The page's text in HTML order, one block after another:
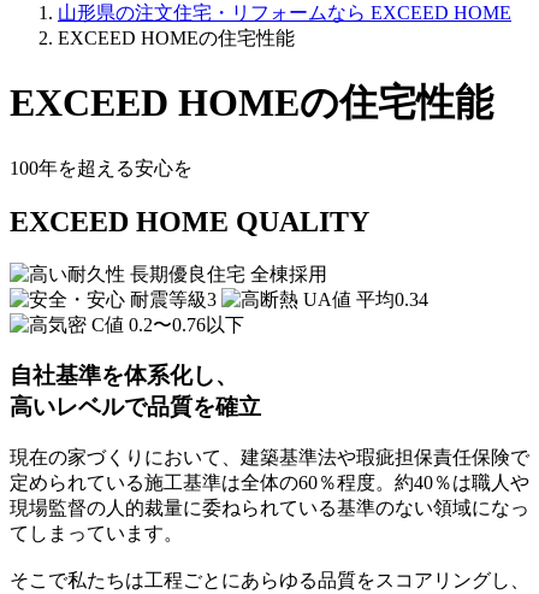
山形県の注文住宅・リフォームなら EXCEED HOME
EXCEED HOMEの住宅性能
EXCEED HOMEの住宅性能
100年を超える安心を
EXCEED HOME QUALITY
自社基準を体系化し、
高いレベルで品質を確立
現在の家づくりにおいて、建築基準法や瑕疵担保責任保険で
定められている施工基準は全体の60％程度。約40％は職人や
現場監督の人的裁量に委ねられている基準のない領域になっ
てしまっています。
そこで私たちは工程ごとにあらゆる品質をスコアリングし、